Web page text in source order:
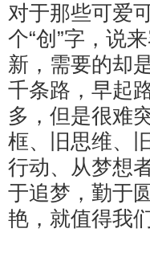
对于那些可爱
个“创”字，说
新，需要的却
千条路，早起
多，但是很难
框、旧思维、
行动、从梦想
于追梦，勤于
艳，就值得我